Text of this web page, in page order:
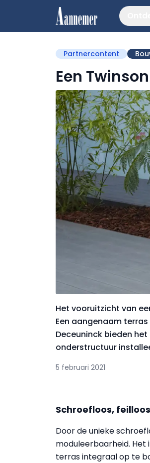
Partnercontent
Een
Het vooruitzicht van
Een aangenaam
Deceuninck bieden
onderstructuur
5 februari 2021
Schroefloos,
Door de unieke
moduleerbaarheid.
terras integraal op te